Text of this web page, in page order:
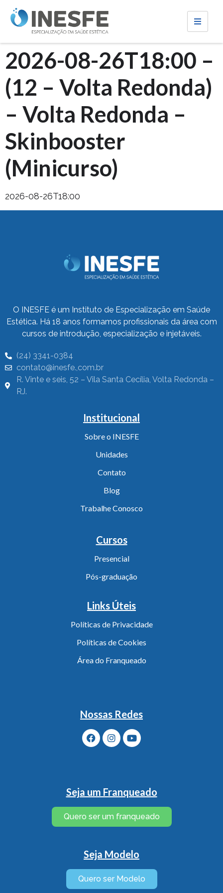
2026-08-26T18:00 –
(12 – Volta Redonda)
– Volta Redonda –
Skinbooster
(Minicurso)
2026-08-26T18:00
O INESFE é um Instituto de Especialização em Saúde
Estética. Há 18 anos formamos profissionais da área com
cursos de introdução, especialização e injetáveis.
(24) 3341-0384
contato@inesfe.,com.br
R. Vinte e seis, 52 – Vila Santa Cecília, Volta Redonda –
RJ.
Institucional
Sobre o INESFE
Unidades
Contato
Blog
Trabalhe Conosco
Cursos
Presencial
Pós-graduação
Links Úteis
Políticas de Privacidade
Políticas de Cookies
Área do Franqueado
Nossas Redes
Seja um Franqueado
Quero ser um franqueado
Seja Modelo
Quero ser Modelo